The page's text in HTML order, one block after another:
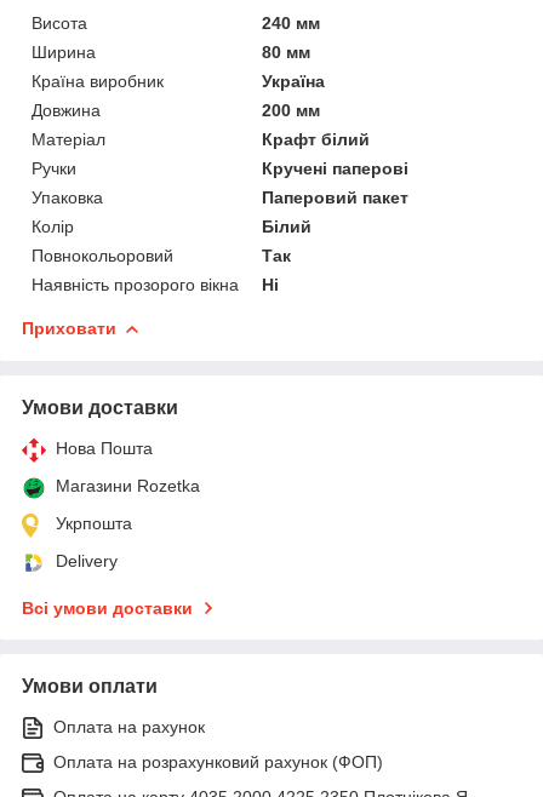
Висота
240 мм
Ширина
80 мм
Країна виробник
Україна
Довжина
200 мм
Матеріал
Крафт білий
Ручки
Кручені паперові
Упаковка
Паперовий пакет
Колір
Білий
Повнокольоровий
Так
Наявність прозорого вікна
Ні
Приховати
Умови доставки
Нова Пошта
Магазини Rozetka
Укрпошта
Delivery
Всі умови доставки
Умови оплати
Оплата на рахунок
Оплата на розрахунковий рахунок (ФОП)